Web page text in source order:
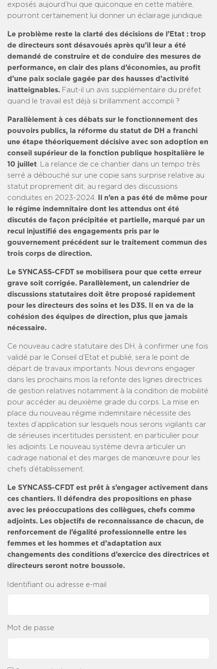
exposés aujourd’hui que quiconque en cette matière,
pourront certainement lui donner un éclairage juridique.
Le problème reste la clarté des décisions de l’Etat : trop
de directeurs sont désavoués après qu’il leur a été
demandé de construire et de conduire des mesures de
performance, en clair des plans d’économies, au profit
d’une paix sociale gagée par des hausses d’activité
inatteignables. Faut-il un avis supplémentaire du préfet
quand le travail est déjà si brillamment accompli ?
Parallèlement à ces débats sur le fonctionnement des
pouvoirs publics, la réforme du statut de DH a franchi
une étape théoriquement décisive avec son adoption en
conseil supérieur de la fonction publique hospitalière le
10 juillet . La relance de ce chantier dans un tempo très
serré a débouché sur une copie sans surprise relative au
statut proprement dit, au regard des discussions
conduites en 2023-2024.
Il n’en a pas été de même pour
le régime indemnitaire dont les attendus ont été
discutés de façon précipitée et partielle, marqué par un
recul injustifié des engagements pris par le
gouvernement précédent sur le traitement commun des
trois corps de direction.
Le SYNCASS-CFDT se mobilisera pour que cette erreur
grave soit corrigée. Parallèlement, un calendrier de
discussions statutaires doit être proposé rapidement
pour les directeurs des soins et les D3S. Il en va de la
cohésion des équipes de direction, plus que jamais
nécessaire.
Ce nouveau cadre statutaire des DH, à confirmer une fois
validé par le Conseil d’Etat et publié, sera le point de
départ de travaux importants. Nous devrons engager
dans les prochains mois la refonte des lignes directrices
de gestion relatives notamment à la condition de mobilité
pour accéder au deuxième grade du corps. La mise en
place du nouveau régime indemnitaire nécessite des
textes d’application sur lesquels nous serons vigilants car
de sérieuses incertitudes persistent, en particulier pour
les adjoints. Le nouveau système devra articuler un
cadrage national et des marges de manœuvre pour les
chefs d’établissement.
Le SYNCASS-CFDT est prêt à s’engager activement dans
ces chantiers. Il défendra des propositions en phase
avec les préoccupations des collègues, chefs comme
adjoints. Les objectifs de reconnaissance de chacun, de
renforcement de l’égalité professionnelle entre les
femmes et les hommes et d’adaptation aux
changements des conditions d’exercice des directrices et
directeurs seront notre boussole.
Identifiant ou adresse e-mail
Mot de passe